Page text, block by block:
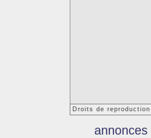
Droits de
annonces